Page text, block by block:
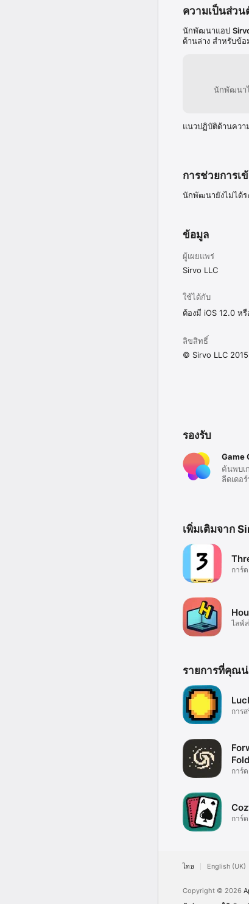
ความเป็นส่วน
นักพัฒนาแอป
ด้านล่าง สำหรับข้อ
นักพัฒนา
แนวปฏิบัติด้านคว
การช่วยการเ
นักพัฒนายังไม่ได้ร
ข้อมูล
ผู้เผยแพร่
Sirvo LLC
ใช้ได้กับ
ต้องมี iOS 12.0 ห
ลิขสิทธิ์
© Sirvo LLC
รองรับ
Game
ค้นพบเ
ลีดเดอ
เพิ่มเติมจาก
การ์ด
ไลฟ์
รายการที่คุณ
การ
Fold
การ์ด
การ์ด
ไทย English (UK)
Copyright © 2026